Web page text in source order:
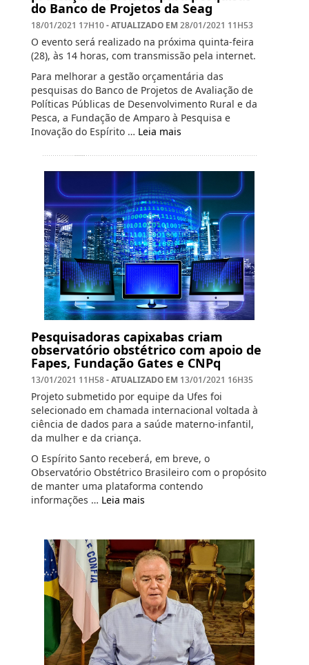
do Banco de Projetos da Seag
18/01/2021 17H10- ATUALIZADO EM 28/01/2021 11H53
O evento será realizado na próxima quinta-feira
(28), às 14 horas, com transmissão pela internet.
Para melhorar a gestão orçamentária das
pesquisas do Banco de Projetos de Avaliação de
Políticas Públicas de Desenvolvimento Rural e da
Pesca, a Fundação de Amparo à Pesquisa e
Inovação do Espírito … Leia mais
Pesquisadoras capixabas criam
observatório obstétrico com apoio de
Fapes, Fundação Gates e CNPq
13/01/2021 11H58- ATUALIZADO EM 13/01/2021 16H35
Projeto submetido por equipe da Ufes foi
selecionado em chamada internacional voltada à
ciência de dados para a saúde materno-infantil,
da mulher e da criança.
O Espírito Santo receberá, em breve, o
Observatório Obstétrico Brasileiro com o propósito
de manter uma plataforma contendo
informações … Leia mais